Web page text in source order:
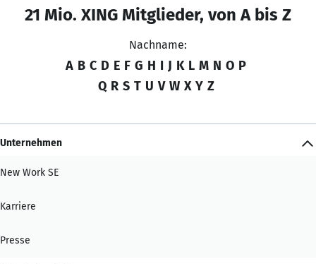
21 Mio. XING Mitglieder, von A bis Z
Nachname:
A B C D E F G H I J K L M N O P
Q R S T U V W X Y Z
Unternehmen
New Work SE
Karriere
Presse